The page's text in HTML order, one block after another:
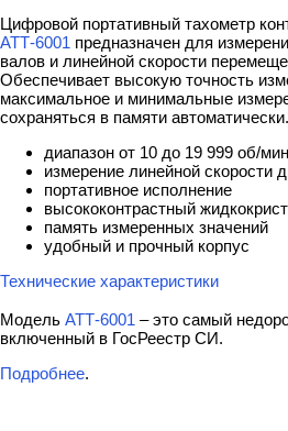
Цифровой портативный тахометр
АТТ-6001 предназначен для
валов и линейной скорости
Обеспечивает высокую точность
максимальное и минимальные
сохраняться в памяти автоматически.
диапазон от 10 до 19 999 об/мин
измерение линейной скорости
портативное исполнение
высококонтрастный
память измеренных значений
удобный и прочный корпус
Технические характеристики
Модель АТТ-6001 – это самый
включенный в ГосРеестр СИ.
Подробнее.